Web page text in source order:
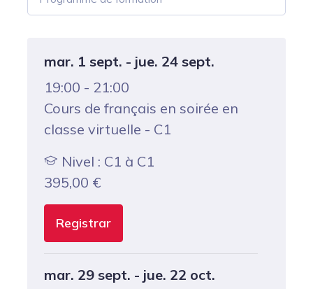
mar. 1 sept. - jue. 24 sept.
19:00 - 21:00
Cours de français en soirée en
classe virtuelle - C1
Nivel : C1 à C1
395,00 €
Registrar
mar. 29 sept. - jue. 22 oct.